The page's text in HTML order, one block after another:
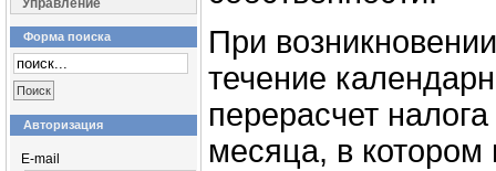
Управление
Форма поиска
Авторизация
E-mail
При
течение
перерасчет
месяца, в котором